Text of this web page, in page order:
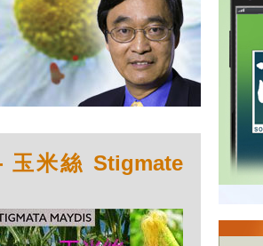
玉米絲 Stigmate